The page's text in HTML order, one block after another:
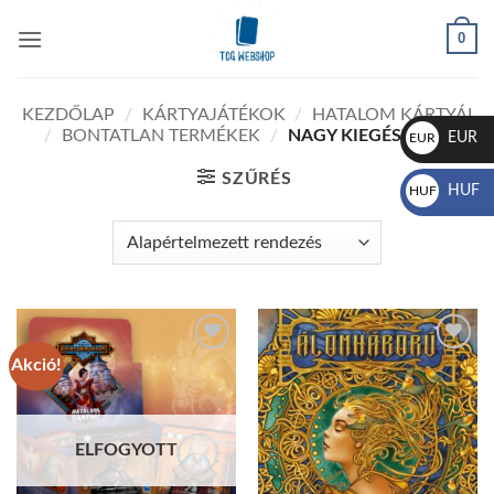
0
KEZDŐLAP / KÁRTYAJÁTÉKOK /
HATALOM KÁRTYÁI
/
BONTATLAN TERMÉKEK / NAGY KIEGÉSZÍTŐK
SZŰRÉS
Akció!
Add to
wishlist
ELFOGYOTT
Add to
wishlist
EUR
€
EUR
HUF
Ft
HUF